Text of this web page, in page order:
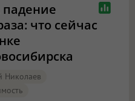
падение
что сейчас
Николаев